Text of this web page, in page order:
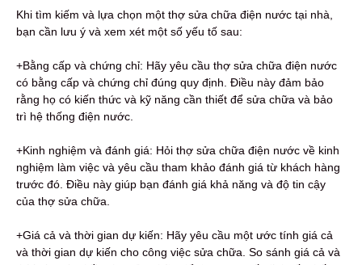
Khi tìm kiếm và lựa chọn một thợ sửa chữa điện nước tại nhà,
bạn cần lưu ý và xem xét một số yếu tố sau:
+Bằng cấp và chứng chỉ: Hãy yêu cầu thợ sửa chữa điện nước
có bằng cấp và chứng chỉ đúng quy định. Điều này đảm bảo
rằng họ có kiến thức và kỹ năng cần thiết để sửa chữa và bảo
trì hệ thống điện nước.
+Kinh nghiệm và đánh giá: Hỏi thợ sửa chữa điện nước về kinh
nghiệm làm việc và yêu cầu tham khảo đánh giá từ khách hàng
trước đó. Điều này giúp bạn đánh giá khả năng và độ tin cậy
của thợ sửa chữa.
+Giá cả và thời gian dự kiến: Hãy yêu cầu một ước tính giá cả
và thời gian dự kiến ​​cho công việc sửa chữa. So sánh giá cả và